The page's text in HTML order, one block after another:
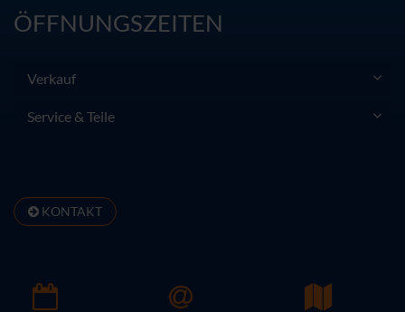
ÖFFNUNGSZEITEN
Verkauf
Service & Teile
KONTAKT